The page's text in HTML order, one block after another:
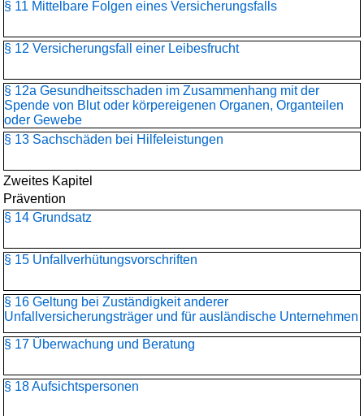
§ 11 Mittelbare Folgen eines Versicherungsfalls
§ 12 Versicherungsfall einer Leibesfrucht
§ 12a Gesundheitsschaden im Zusammenhang mit der
Spende von Blut oder körpereigenen Organen, Organteilen
oder Gewebe
§ 13 Sachschäden bei Hilfeleistungen
Zweites Kapitel
Prävention
§ 14 Grundsatz
§ 15 Unfallverhütungsvorschriften
§ 16 Geltung bei Zuständigkeit anderer
Unfallversicherungsträger und für ausländische Unternehmen
§ 17 Überwachung und Beratung
§ 18 Aufsichtspersonen